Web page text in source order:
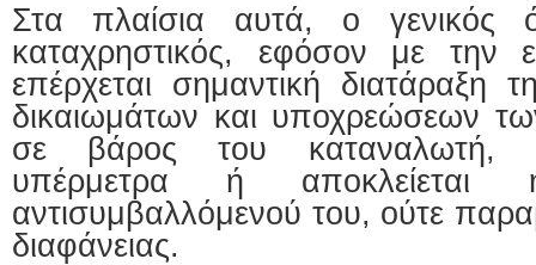
Στα πλαίσια αυτά, ο γενικός
καταχρηστικός, εφόσον με την
επέρχεται σημαντική διατάραξη
δικαιωμάτων και υποχρεώσεων
σε βάρος του καταναλωτή,
υπέρμετρα ή
αντισυμβαλλόμενού του, ούτε
διαφάνειας.